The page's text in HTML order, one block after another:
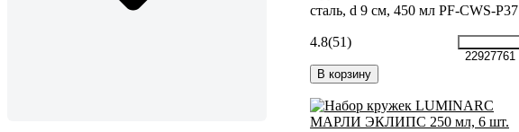
сталь, d 9 см, 450 мл PF-CWS-P37
4.8(51)
22927761
В корзину